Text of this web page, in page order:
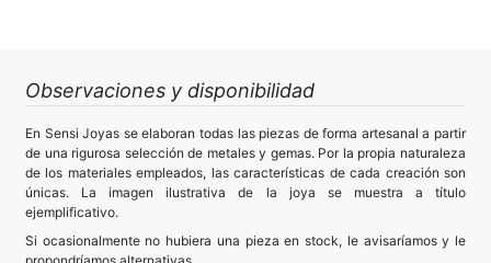
Observaciones y disponibilidad
En Sensi Joyas se elaboran todas las piezas de forma artesanal a partir
de una rigurosa selección de metales y gemas. Por la propia naturaleza
de los materiales empleados, las características de cada creación son
únicas. La imagen ilustrativa de la joya se muestra a título
ejemplificativo.
Si ocasionalmente no hubiera una pieza en stock, le avisaríamos y le